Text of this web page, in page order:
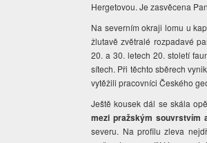
Hergetovou. Je zasvěcena
Na severním okraji lomu u
žlutavě zvětralé rozpadavé
20. a 30. letech 20. století
sítech. Při těchto sběrech
vytěžili pracovníci Českého
Ještě kousek dál se skála
mezi pražským
severu. Na profilu zleva